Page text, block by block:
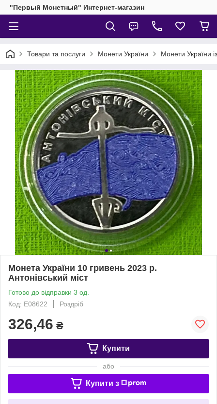
"Первый Монетный" Интернет-магазин
Товари та послуги Монети України Монети України
Монета України 10 гривень 2023 р.
Антонівський міст
Готово до відправки 3 од.
Код: Е08622
Роздріб
326,46 ₴
Купити
або
Купити з